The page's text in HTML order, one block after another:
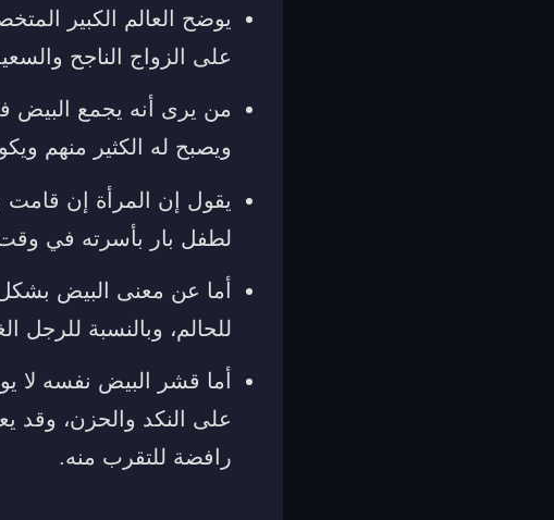
يوضح العالم الكبير
على الزواج الناجح
من يرى أنه يجمع البيض
ويصبح له الكثير منهم
يقول إن المرأة إن قامت
لطفل بار بأسرته في
أما عن معنى البيض بشكل
للحالم، وبالنسبة للرجل
أما قشر البيض نفسه لا
على النكد والحزن، وقد
رافضة للتقرب منه.